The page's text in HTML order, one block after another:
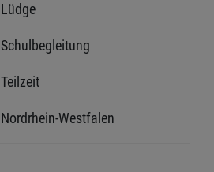
Lüdge
Schulbegleitung
Teilzeit
Nordrhein-Westfalen